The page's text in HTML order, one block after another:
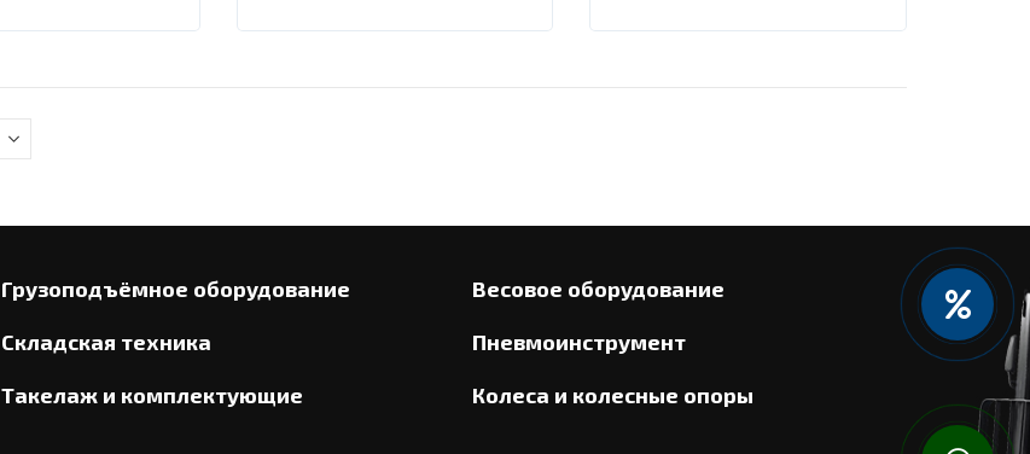
Грузоподъёмное оборудование
Складская техника
Такелаж и комплектующие
Весовое оборудование
Пневмоинструмент
Колеса и колесные опоры